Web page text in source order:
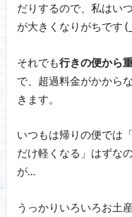
だりするので、私はい
が大きくなりがちです
それでも行きの便から
で、超過料金がかから
きます。
いつもは帰りの便では
だけ軽くなる」はずな
が…
うっかりいろいろお土